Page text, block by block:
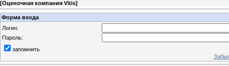
[Оценочная компания Vitis]
Форма входа
Логин:
Пароль:
запомнить